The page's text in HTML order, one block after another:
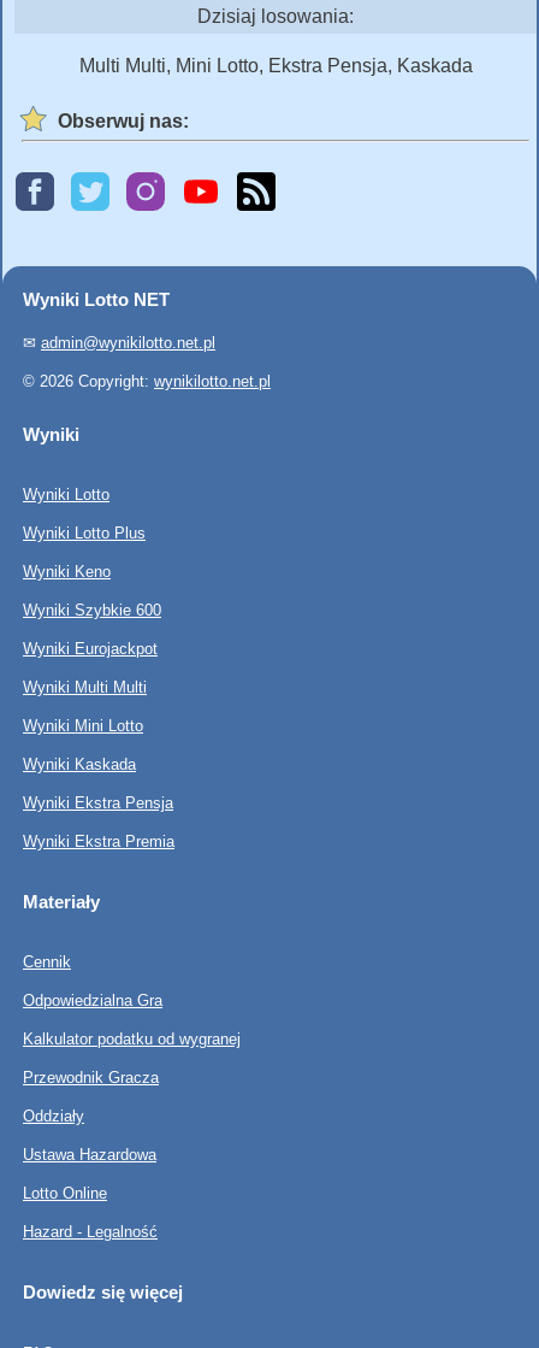
Dzisiaj losowania:
Multi Multi, Mini Lotto, Ekstra Pensja, Kaskada
Obserwuj nas:
Wyniki Lotto NET
✉ admin@wynikilotto.net.pl
© 2026 Copyright: wynikilotto.net.pl
Wyniki
Wyniki Lotto
Wyniki Lotto Plus
Wyniki Keno
Wyniki Szybkie 600
Wyniki Eurojackpot
Wyniki Multi Multi
Wyniki Mini Lotto
Wyniki Kaskada
Wyniki Ekstra Pensja
Wyniki Ekstra Premia
Materiały
Cennik
Odpowiedzialna Gra
Kalkulator podatku od wygranej
Przewodnik Gracza
Oddziały
Ustawa Hazardowa
Lotto Online
Hazard - Legalność
Dowiedz się więcej